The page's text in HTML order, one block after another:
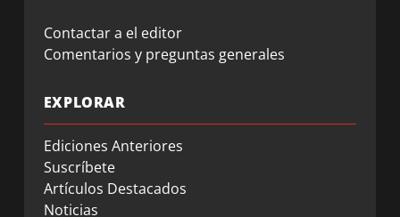
Contactar a el editor
Comentarios y preguntas generales
EXPLORAR
Ediciones Anteriores
Suscríbete
Artículos Destacados
Noticias